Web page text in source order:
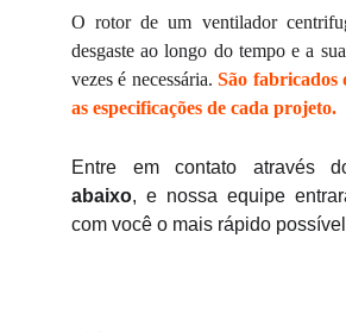
O rotor de um ventilador
desgaste ao longo do tempo e a
vezes é necessária.São fabricados
as especificações de cada projeto.
Entre em contato através
abaixo, e nossa equipe
com você o mais rápido